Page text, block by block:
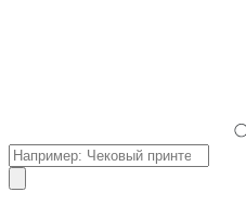
Поиск
товаров